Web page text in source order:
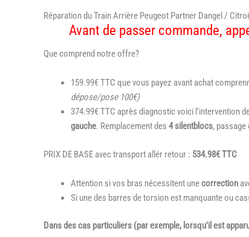
Réparation du Train Arrière Peugeot Partner Dangel /
Avant de passer commande,
Que comprend notre offre?
159.99€ TTC que vous payez avant achat
dépose/pose 100€)
374.99€ TTC après diagnostic voici l’intervention
gauche. Remplacement des 4silentblocs, passage
PRIX DE BASE avec transport allér retour : 534.98€ TTC
Attention si vos bras nécessitent unecorrection
Si une des barres de torsion est manquante ou
Dans des cas particuliers (par exemple, lorsqu’il est